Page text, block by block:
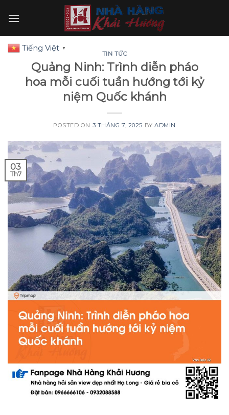
TIN TỨC
Quảng Ninh: Trình diễn pháo
hoa mỗi cuối tuần hướng tới kỷ
niệm Quốc khánh
POSTED ON 3 THÁNG 7, 2025 BYADMIN
03
Th7
Tiếng Việt ▼